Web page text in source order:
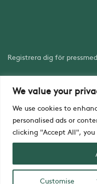
We value your
We use cookies to
personalised ads or
clicking "Accept All", you
Customise
Registrera dig för
Registrera dig